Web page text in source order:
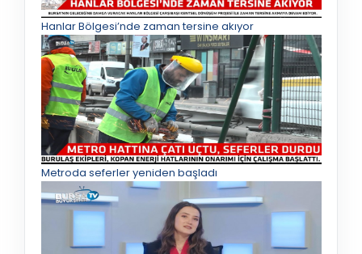
Hanlar Bölgesi’nde zaman tersine akıyor
Metroda seferler yeniden başladı